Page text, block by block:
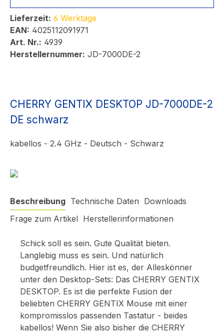
Lieferzeit: 6 Werktage
EAN: 4025112091971
Art. Nr.: 4939
Herstellernummer: JD-7000DE-2
CHERRY GENTIX DESKTOP JD-7000DE-2
DE schwarz
kabellos - 2.4 GHz - Deutsch - Schwarz
Beschreibung Technische Daten Downloads
Frage zum Artikel Herstellerinformationen
Schick soll es sein. Gute Qualität bieten.
Langlebig muss es sein. Und natürlich
budgetfreundlich. Hier ist es, der Alleskönner
unter den Desktop-Sets: Das CHERRY GENTIX
DESKTOP. Es ist die perfekte Fusion der
beliebten CHERRY GENTIX Mouse mit einer
kompromisslos passenden Tastatur - beides
kabellos! Wenn Sie also bisher die CHERRY